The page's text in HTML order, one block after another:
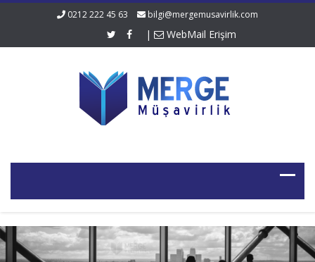
0212 222 45 63 bilgi@mergemusavirlik.com
| WebMail Erişim